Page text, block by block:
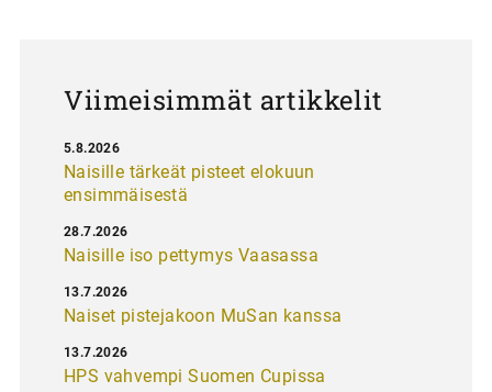
Viimeisimmät artikkelit
Naisille tärkeät pisteet elokuun
ensimmäisestä
5.8.2026
Naisille iso pettymys Vaasassa
28.7.2026
Naiset pistejakoon MuSan kanssa
13.7.2026
HPS vahvempi Suomen Cupissa
13.7.2026